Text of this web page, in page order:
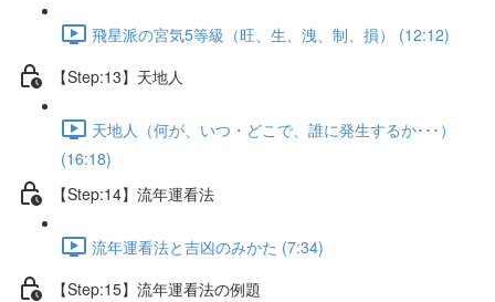
飛星派の宮気5等級（旺、生、洩、制、損） (12:12)
【Step:13】天地人
天地人（何が、いつ・どこで、誰に発生するか･･･）
(16:18)
【Step:14】流年運看法
流年運看法と吉凶のみかた (7:34)
【Step:15】流年運看法の例題